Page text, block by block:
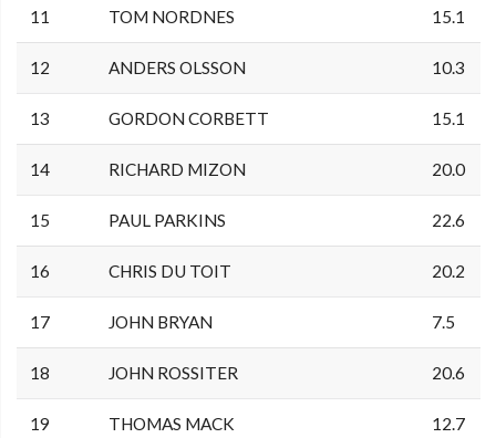
11 TOM NORDNES 15.1
12 ANDERS OLSSON 10.3
13 GORDON CORBETT 15.1
14 RICHARD MIZON 20.0
15 PAUL PARKINS 22.6
16 CHRIS DU TOIT 20.2
17 JOHN BRYAN 7.5
18 JOHN ROSSITER 20.6
19 THOMAS MACK 12.7